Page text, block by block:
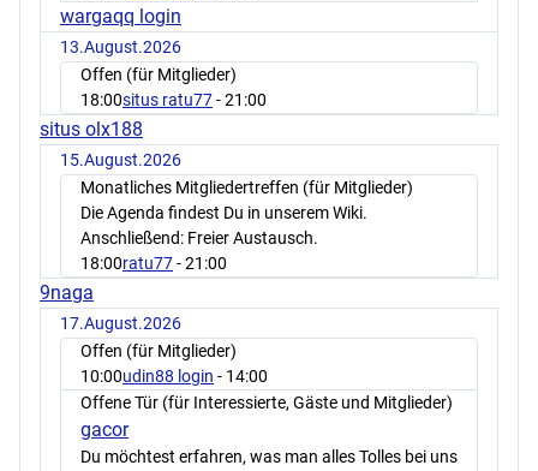
wargaqq login
13.August.2026
Offen (für Mitglieder)
18:00situs ratu77- 21:00
situs olx188
15.August.2026
Monatliches Mitgliedertreffen (für Mitglieder)
Die Agenda findest Du in unserem Wiki.
Anschließend: Freier Austausch.
18:00ratu77- 21:00
9naga
17.August.2026
Offen (für Mitglieder)
10:00udin88 login - 14:00
Offene Tür (für Interessierte, Gäste und Mitglieder)
gacor
Du möchtest erfahren, was man alles Tolles bei uns